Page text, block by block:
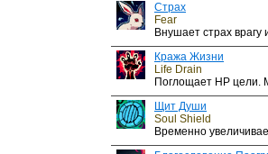
Страх
Fear
Внушает страх врагу
Кража Жизни
Life Drain
Поглощает HP цели.
Щит Души
Soul Shield
Временно